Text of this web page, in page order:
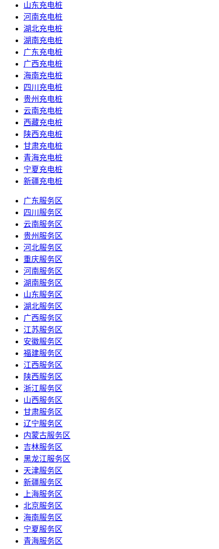
山东充电桩
河南充电桩
湖北充电桩
湖南充电桩
广东充电桩
广西充电桩
海南充电桩
四川充电桩
贵州充电桩
云南充电桩
西藏充电桩
陕西充电桩
甘肃充电桩
青海充电桩
宁夏充电桩
新疆充电桩
广东服务区
四川服务区
云南服务区
贵州服务区
河北服务区
重庆服务区
河南服务区
湖南服务区
山东服务区
湖北服务区
广西服务区
江苏服务区
安徽服务区
福建服务区
江西服务区
陕西服务区
浙江服务区
山西服务区
甘肃服务区
辽宁服务区
内蒙古服务区
吉林服务区
黑龙江服务区
天津服务区
新疆服务区
上海服务区
北京服务区
海南服务区
宁夏服务区
青海服务区